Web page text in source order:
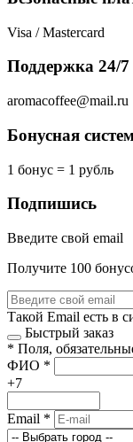
Visa / Mastercard
Поддержка 24/7
aromacoffee@mail.ru
Бонусная
1 бонус = 1 рубль
Подпишись
Введите свой email
Получите 100
Такой Email есть в
Быстрый заказ
* Поля,
ФИО *
+7
Email *